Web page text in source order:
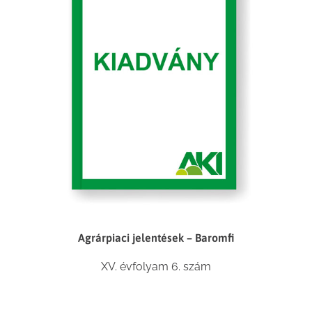
Agrárpiaci jelentések – Baromfi
XV. évfolyam 6. szám